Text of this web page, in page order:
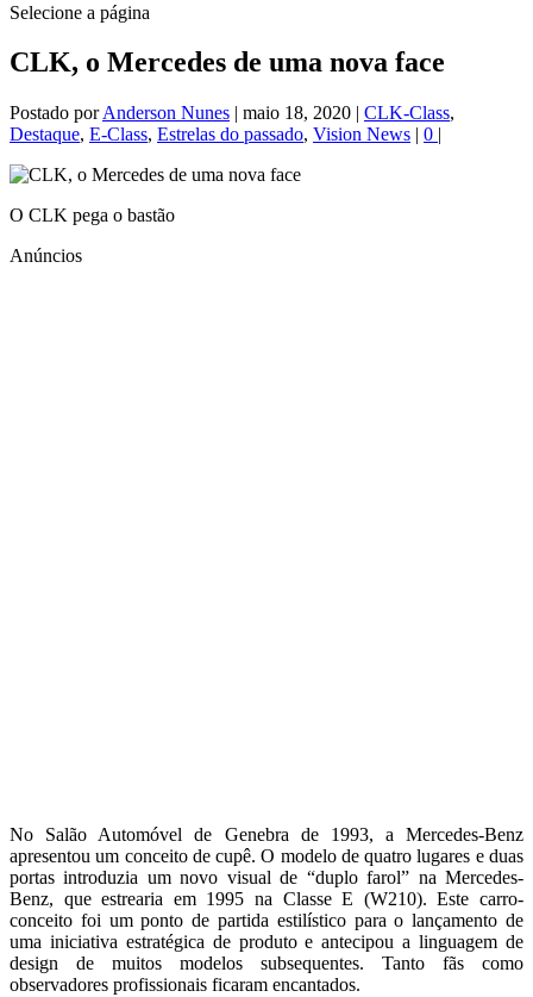
Selecione a página
CLK, o Mercedes de uma nova face
Postado porAnderson Nunes | maio 18, 2020 | CLK-Class,
Destaque, E-Class, Estrelas do passado, Vision News | 0 |
O CLK pega o bastão
Anúncios
No Salão Automóvel de Genebra de 1993, a Mercedes-Benz
apresentou um conceito de cupê. O modelo de quatro lugares e duas
portas introduzia um novo visual de “duplo farol” na Mercedes-
Benz, que estrearia em 1995 na Classe E (W210). Este carro-
conceito foi um ponto de partida estilístico para o lançamento de
uma iniciativa estratégica de produto e antecipou a linguagem de
design de muitos modelos subsequentes. Tanto fãs como
observadores profissionais ficaram encantados.